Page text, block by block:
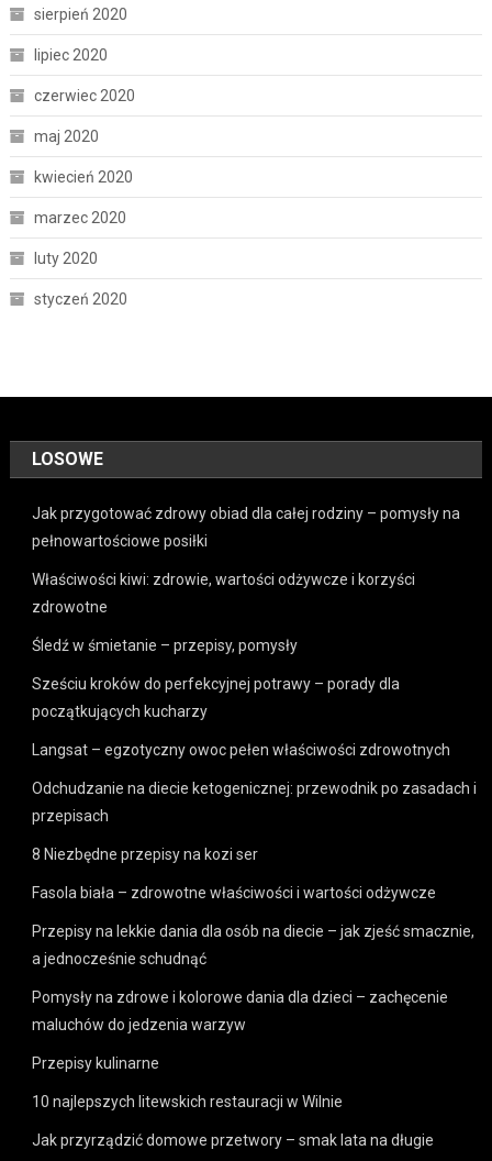
sierpień 2020
lipiec 2020
czerwiec 2020
maj 2020
kwiecień 2020
marzec 2020
luty 2020
styczeń 2020
LOSOWE
Jak przygotować zdrowy obiad dla całej rodziny – pomysły na
pełnowartościowe posiłki
Właściwości kiwi: zdrowie, wartości odżywcze i korzyści
zdrowotne
Śledź w śmietanie – przepisy, pomysły
Sześciu kroków do perfekcyjnej potrawy – porady dla
początkujących kucharzy
Langsat – egzotyczny owoc pełen właściwości zdrowotnych
Odchudzanie na diecie ketogenicznej: przewodnik po zasadach i
przepisach
8 Niezbędne przepisy na kozi ser
Fasola biała – zdrowotne właściwości i wartości odżywcze
Przepisy na lekkie dania dla osób na diecie – jak zjeść smacznie,
a jednocześnie schudnąć
Pomysły na zdrowe i kolorowe dania dla dzieci – zachęcenie
maluchów do jedzenia warzyw
Przepisy kulinarne
10 najlepszych litewskich restauracji w Wilnie
Jak przyrządzić domowe przetwory – smak lata na długie